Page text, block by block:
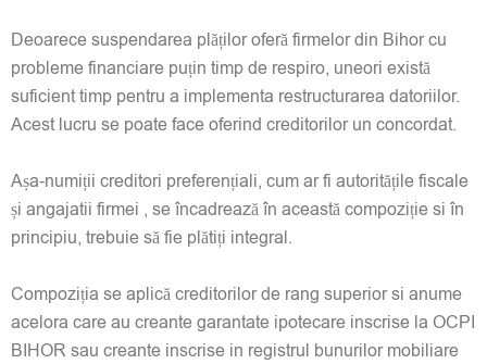
Deoarece suspendarea plăților oferă firmelor din Bihor cu
probleme financiare puțin timp de respiro, uneori există
suficient timp pentru a implementa restructurarea datoriilor.
Acest lucru se poate face oferind creditorilor un concordat.
Așa-numiții creditori preferențiali, cum ar fi autoritățile fiscale
și angajatii firmei , se încadrează în această compoziție si în
principiu, trebuie să fie plătiți integral.
Compoziția se aplică creditorilor de rang superior si anume
acelora care au creante garantate ipotecare inscrise la OCPI
BIHOR sau creante inscrise in registrul bunurilor mobiliare